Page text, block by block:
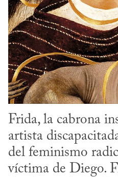
Frida, la cabrona
artista
del feminismo
víctima de Diego.